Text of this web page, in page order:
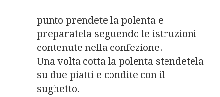
punto prendete la polenta e
preparatela seguendo le istruzioni
contenute nella confezione.
Una volta cotta la polenta stendetela
su due piatti e condite con il
sughetto.